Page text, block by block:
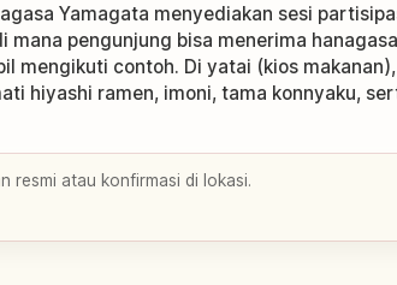
Yamagata menyediakan sesi
mana pengunjung bisa menerima
mengikuti contoh. Di yatai (kios
hiyashi ramen, imoni, tama konnyaku,
resmi atau konfirmasi di lokasi.